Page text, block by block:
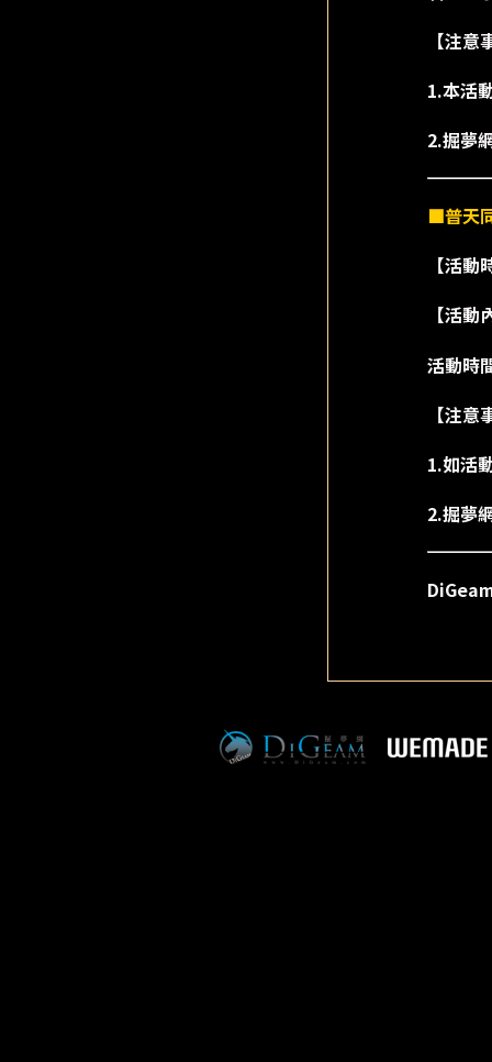
【注意
1.本活
2.掘夢
■普天
【活
【活動
活動時
【注意
1.如活
2.掘夢